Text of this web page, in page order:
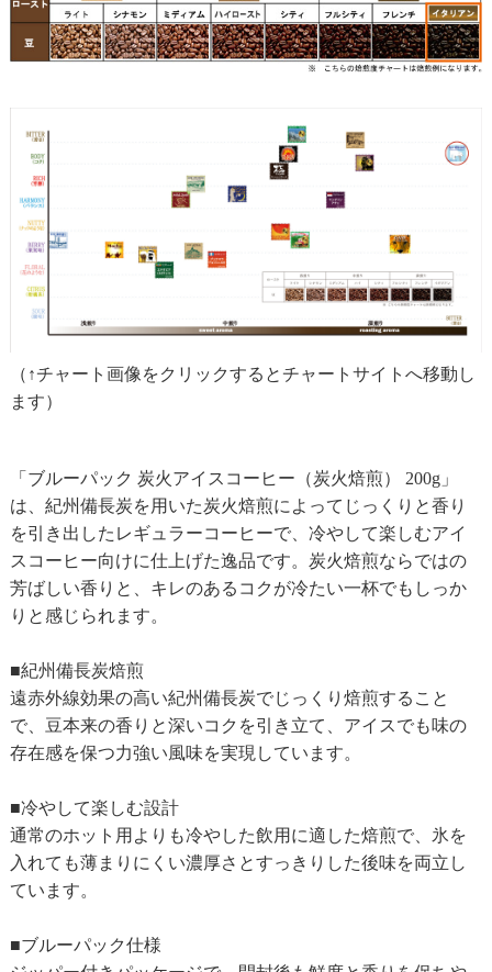
（↑チャート画像をクリックするとチャートサイトへ移動し
ます）
「ブルーパック 炭火アイスコーヒー（炭火焙煎） 200g」
は、紀州備長炭を用いた炭火焙煎によってじっくりと香り
を引き出したレギュラーコーヒーで、冷やして楽しむアイ
スコーヒー向けに仕上げた逸品です。炭火焙煎ならではの
芳ばしい香りと、キレのあるコクが冷たい一杯でもしっか
りと感じられます。
■紀州備長炭焙煎
遠赤外線効果の高い紀州備長炭でじっくり焙煎すること
で、豆本来の香りと深いコクを引き立て、アイスでも味の
存在感を保つ力強い風味を実現しています。
■冷やして楽しむ設計
通常のホット用よりも冷やした飲用に適した焙煎で、氷を
入れても薄まりにくい濃厚さとすっきりした後味を両立し
ています。
■ブルーパック仕様